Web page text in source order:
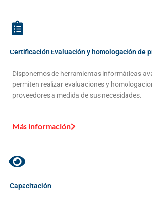
Certificación Evaluación y homologación de
Disponemos de herramientas informáticas
permiten realizar evaluaciones y
proveedores a medida de sus necesidades.
Más información
Capacitación